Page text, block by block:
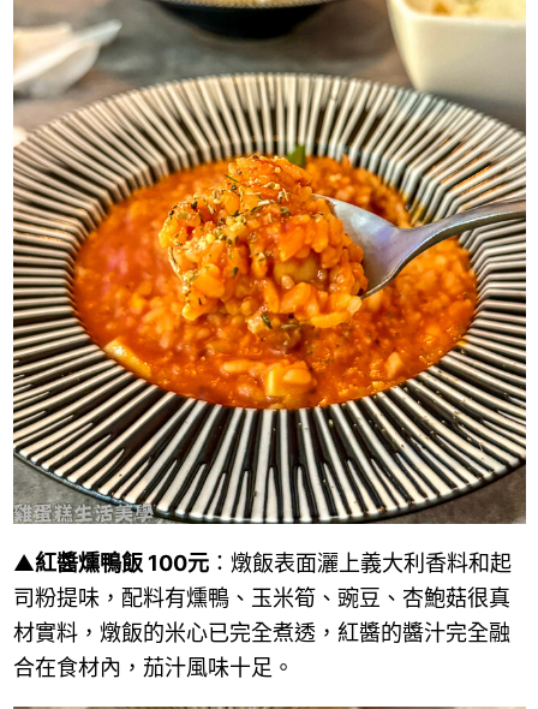
▲紅醬燻鴨飯 100元：燉飯表面灑上義大利香料和起
司粉提味，配料有燻鴨、玉米筍、豌豆、杏鮑菇很真
材實料，燉飯的米心已完全煮透，紅醬的醬汁完全融
合在食材內，茄汁風味十足。